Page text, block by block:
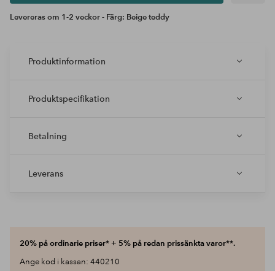
Levereras om 1-2 veckor - Färg: Beige teddy
Produktinformation
Produktspecifikation
Betalning
Leverans
20% på ordinarie priser* + 5% på redan prissänkta varor**.
Ange kod i kassan: 440210